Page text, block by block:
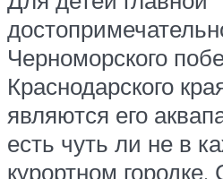
Черноморского
Краснодарского
являются его
есть чуть ли не в
курортном